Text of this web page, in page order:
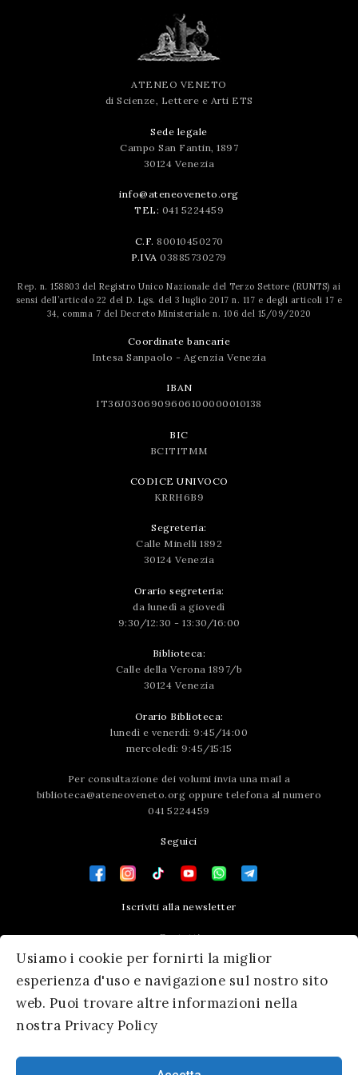
Usiamo i cookie per fornirti la miglior
esperienza d'uso e navigazione sul nostro sito
web. Puoi trovare altre informazioni nella
nostra Privacy Policy
ATENEO VENETO
di Scienze, Lettere e Arti ETS
Sede legale
Campo San Fantin, 1897
30124 Venezia
info@ateneoveneto.org
TEL: 041 5224459
C.F. 80010450270
P.IVA 03885730279
Rep. n. 158803 del Registro Unico Nazionale del Terzo Settore (RUNTS) ai
sensi dell’articolo 22 del D. Lgs. del 3 luglio 2017 n. 117 e degli articoli 17 e
34, comma 7 del Decreto Ministeriale n. 106 del 15/09/2020
Coordinate bancarie
Intesa Sanpaolo - Agenzia Venezia
IBAN
IT36J0306909606100000010138
BIC
BCITITMM
CODICE UNIVOCO
KRRH6B9
Segreteria:
Calle Minelli 1892
30124 Venezia
Orario segreteria:
da lunedì a giovedì
9:30/12:30 - 13:30/16:00
Biblioteca:
Calle della Verona 1897/b
30124 Venezia
Orario Biblioteca:
lunedì e venerdì: 9:45/14:00
mercoledì: 9:45/15:15
Per consultazione dei volumi invia una mail a
biblioteca@ateneoveneto.org oppure telefona al numero
041 5224459
Seguici
Iscriviti alla newsletter
Contatti